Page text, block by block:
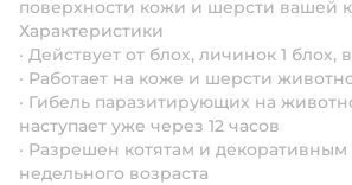
поверхности кожи и шерсти вашей
Характеристики
· Действует от блох, личинок 1 блох,
· Работает на коже и шерсти
· Гибель паразитирующих на
наступает уже через 12 часов
· Разрешен котятам и декоративным
недельного возраста